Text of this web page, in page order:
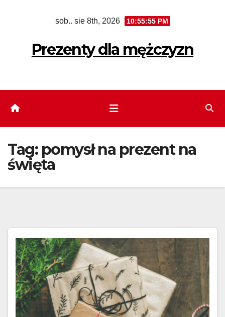
sob.. sie 8th, 2026 10:55:56 PM
Prezenty dla mężczyzn
Tag: pomysł na prezent na
święta